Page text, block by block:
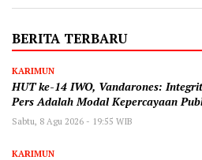
BERITA TERBARU
KARIMUN
HUT ke-14 IWO, Vandarones:
Pers Adalah Modal Kepercayaan
Sabtu, 8 Agu 2026 - 19:55 WIB
KARIMUN